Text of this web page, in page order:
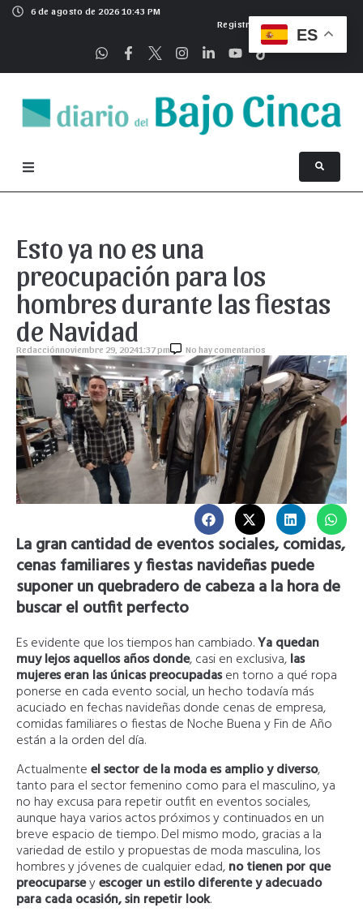
6 de agosto de 2026 10:43 PM
Registrarse
Esto ya no es una
preocupación para los
hombres durante las fiestas
de Navidad
Redacciónnoviembre 29, 20241:37 pm No hay comentarios
La gran cantidad de eventos sociales, comidas,
cenas familiares y fiestas navideñas puede
suponer un quebradero de cabeza a la hora de
buscar el outfit perfecto
Es evidente que los tiempos han cambiado.Ya quedan
muy lejos aquellos años donde, casi en exclusiva,las
mujeres eran las únicas preocupadasen torno a qué ropa
ponerse en cada evento social, un hecho todavía más
acuciado en fechas navideñas donde cenas de empresa,
comidas familiares o fiestas de Noche Buena y Fin de Año
están a la orden del día.
Actualmenteel sector de la moda es amplio y diverso,
tanto para el sector femenino como para el masculino, ya
no hay excusa para repetir outfit en eventos sociales,
aunque haya varios actos próximos y continuados en un
breve espacio de tiempo. Del mismo modo, gracias a la
variedad de estilo y propuestas de moda masculina, los
hombres y jóvenes de cualquier edad,no tienen por que
preocuparseyescoger un estilo diferente y adecuado
para cada ocasión, sin repetir look.
ES